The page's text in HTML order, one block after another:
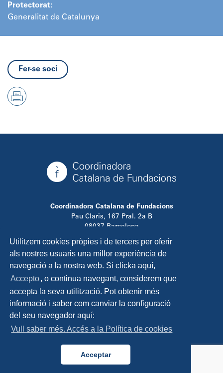
Utilitzem cookies pròpies i de tercers per oferir
als nostres usuaris una millor experiència de
navegació a la nostra web. Si clicka aquí,
Accepto, o continua navegant, considerem que
accepta la seva utilització. Pot obtenir més
informació i saber com canviar la configuració
del seu navegador aquí:
Vull saber més. Accés a la Política de cookies
Acceptar
Protectorat:
Generalitat de Catalunya
Fer-se soci
Coordinadora Catalana de Fundacions
Pau Claris, 167 Pral. 2a B
08037 Barcelona
T. 934 881 480
info@ccfundacions.cat
Contacta
Política de privadesa
Política de cookies